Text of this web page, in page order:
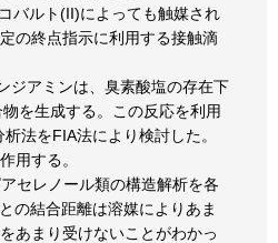
バルト(II)によっても触媒され
の終点指示に利用する接触滴
ジアミンは、臭素酸塩の存在下
を生成する。この反応を利用
法をFIA法により検討した。
用する。
セレノール類の構造解析を各
の結合距離は溶媒によりあま
あまり受けないことがわかっ